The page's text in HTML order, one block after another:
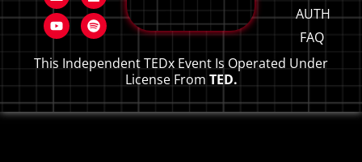
AUTH
FAQ
This Independent TEDx Event Is Operated Under
License From TED.